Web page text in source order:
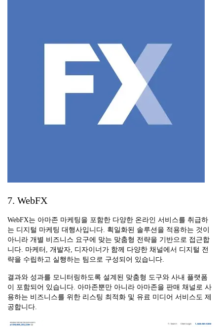
7. WebFX
WebFX는 아마존 마케팅을 포함한 다양한 온라인 서비스를 취급하
는 디지털 마케팅 대행사입니다. 획일화된 솔루션을 적용하는 것이
아니라 개별 비즈니스 요구에 맞는 맞춤형 전략을 기반으로 접근합
니다. 마케터, 개발자, 디자이너가 함께 다양한 채널에서 디지털 전
략을 수립하고 실행하는 팀으로 구성되어 있습니다.
결과와 성과를 모니터링하도록 설계된 맞춤형 도구와 사내 플랫폼
이 포함되어 있습니다. 아마존뿐만 아니라 아마존을 판매 채널로 사
용하는 비즈니스를 위한 리스팅 최적화 및 유료 미디어 서비스도 제
공합니다.